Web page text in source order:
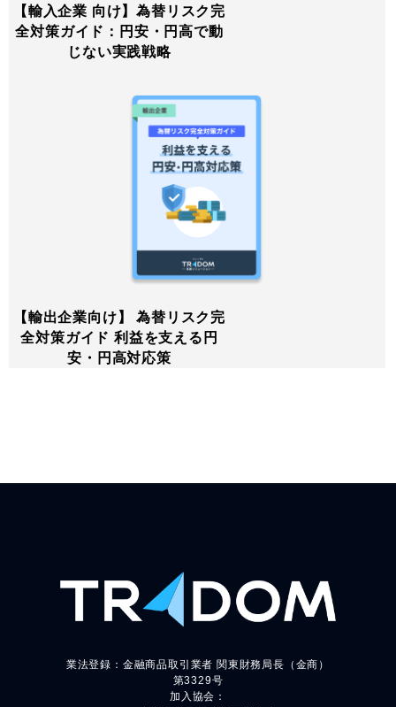
【輸入企業 向け】為替リスク完
全対策ガイド：円安・円高で動
じない実践戦略
【輸出企業向け】 為替リスク完
全対策ガイド 利益を支える円
安・円高対応策
業法登録：金融商品取引業者 関東財務局長（金商）
第3329号
加入協会：